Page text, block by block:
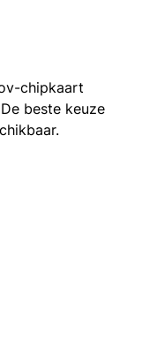
chipkaart
beste keuze